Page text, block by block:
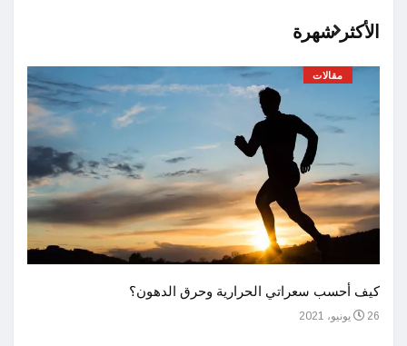
الأكثر شهرة
مقالات
كيف أحسب سعراتي الحرارية وحرق الدهون؟
26 يونيو، 2021